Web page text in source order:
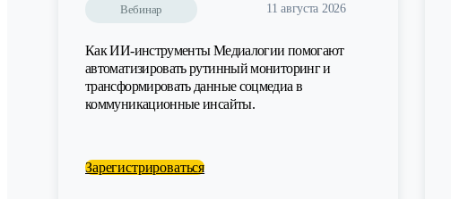
Вебинар 11 августа 2026
Как ИИ-инструменты Медиалогии помогают
автоматизировать рутинный мониторинг и
трансформировать данные соцмедиа в
коммуникационные инсайты.
Зарегистрироваться